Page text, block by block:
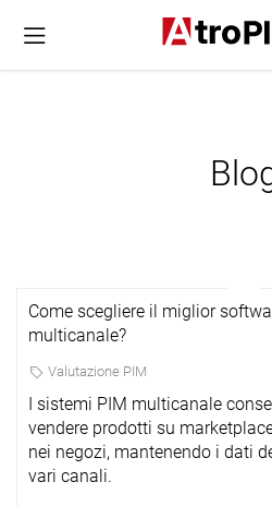
Come scegliere il miglior
multicanale?
Valutazione PIM
I sistemi PIM multicanale
vendere prodotti su
nei negozi, mantenendo i dati
vari canali.